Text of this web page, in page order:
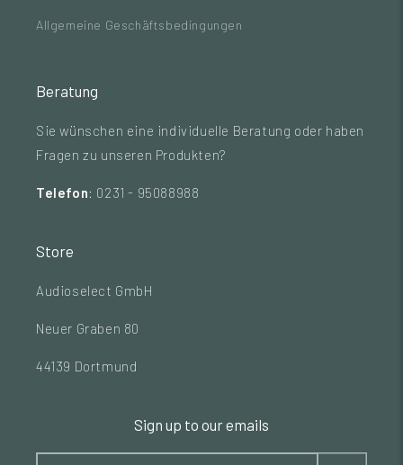
Allgemeine Geschäftsbedingungen
Beratung
Sie wünschen eine individuelle Beratung oder haben
Fragen zu unseren Produkten?
Telefon: 0231 - 95088988
Store
Audioselect GmbH
Neuer Graben 80
44139 Dortmund
Sign up to our emails